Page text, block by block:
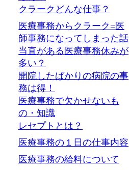
クラークどんな仕事？
医療事務からクラーク=医
師事務になってしまった話
当直がある医療事務休みが
多い？
開院したばかりの病院の事
務は得！
医療事務で欠かせないも
の・知識
レセプトとは？
医療事務の１日の仕事内容
医療事務の給料について